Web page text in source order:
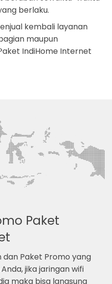
berlaku.
kembali layanan
maupun
IndiHome Internet
Paket
Paket Promo yang
jika jaringan wifi
maka bisa langsung